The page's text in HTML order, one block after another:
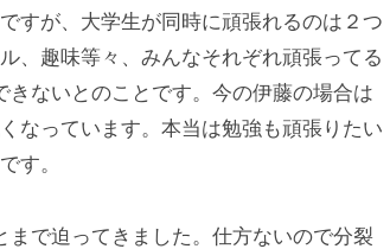
すが、大学生が同時に頑張れるのは２つ
、趣味等々、みんなそれぞれ頑張ってる
ないとのことです。今の伊藤の場合は
なっています。本当は勉強も頑張りたい
す。
で迫ってきました。仕方ないので分裂